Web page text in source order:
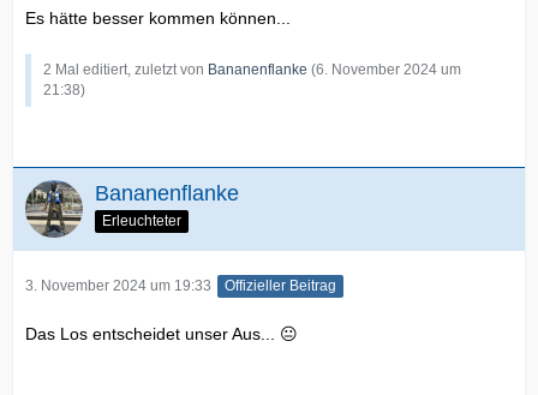
Es hätte besser kommen können...
2 Mal editiert, zuletzt von Bananenflanke (6. November 2024 um
21:38)
Bananenflanke
Erleuchteter
3. November 2024 um 19:33 Offizieller Beitrag
Das Los entscheidet unser Aus... 😐